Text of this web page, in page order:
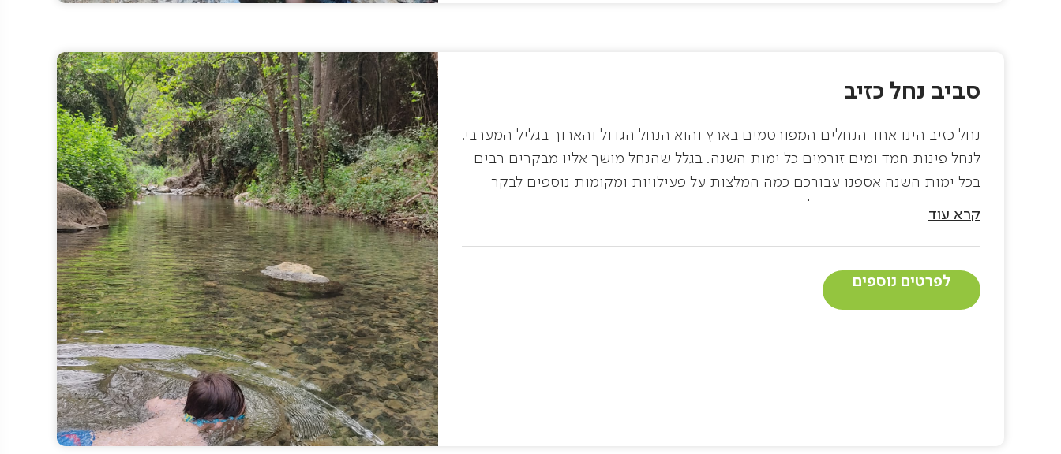
סביב נחל כזיב
נחל כזיב הינו אחד הנחלים המפורסמים בארץ והוא הנחל הגדול והארוך בגליל המערבי.
לנחל פינות חמד ומים זורמים כל ימות השנה. בגלל שהנחל מושך אליו מבקרים רבים
בכל ימות השנה אספנו עבורכם כמה המלצות על פעילויות ומקומות נוספים לבקר
קרא עוד
לפרטים נוספים